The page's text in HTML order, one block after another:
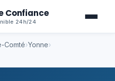
Confiance
24h/24
Comté›Yonne›